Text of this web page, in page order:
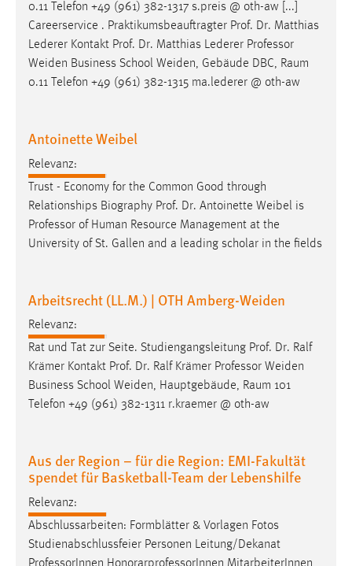
0.11 Telefon +49 (961) 382-1317 s.preis @ oth-aw [...]
Careerservice . Praktikumsbeauftragter Prof. Dr. Matthias
Lederer Kontakt Prof. Dr. Matthias Lederer Professor
Weiden Business School Weiden, Gebäude DBC, Raum
0.11 Telefon +49 (961) 382-1315 ma.lederer @ oth-aw
Antoinette Weibel
Relevanz:
Trust - Economy for the Common Good through
Relationships Biography Prof. Dr. Antoinette Weibel is
Professor of Human Resource Management at the
University of St. Gallen and a leading scholar in the fields
Arbeitsrecht (LL.M.) | OTH Amberg-Weiden
Relevanz:
Rat und Tat zur Seite. Studiengangsleitung Prof. Dr. Ralf
Krämer Kontakt Prof. Dr. Ralf Krämer Professor Weiden
Business School Weiden, Hauptgebäude, Raum 101
Telefon +49 (961) 382-1311 r.kraemer @ oth-aw
Aus der Region – für die Region: EMI-Fakultät
spendet für Basketball-Team der Lebenshilfe
Relevanz:
Abschlussarbeiten: Formblätter & Vorlagen Fotos
Studienabschlussfeier Personen Leitung/Dekanat
Professor Innen HonorarprofessorInnen MitarbeiterInnen
STATISTIK
Statistik Cookies erfassen Informationen anonym.
Diese Informationen helfen uns zu verstehen, wie
unsere Besucher unsere Website nutzen.
Name:
_pk_ref, _pk_cvar, _pk_id, _pk_ses
Zweck:
Zugriffsstatistik
Cookie Laufzeit:
MARKETING
Marketing Cookies werden von Drittanbietern
verwendet, um personalisierte Werbung anzuzeigen.
Sie tun dies, indem sie Besucher über Websites
hinweg verfolgen.
Name:
Anbieter: